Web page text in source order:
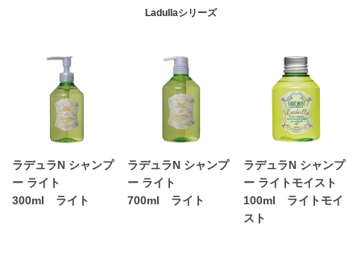
Ladullaシリーズ
ラデュラN シャンプ
ー ライト
300ml ライト
ラデュラN シャンプ
ー ライト
700ml ライト
ラデュラN シャンプ
ー ライトモイスト
100ml ライトモイ
スト